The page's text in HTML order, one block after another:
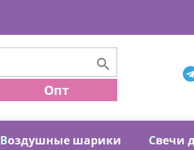
Воздушные шарики Свечи

Опт